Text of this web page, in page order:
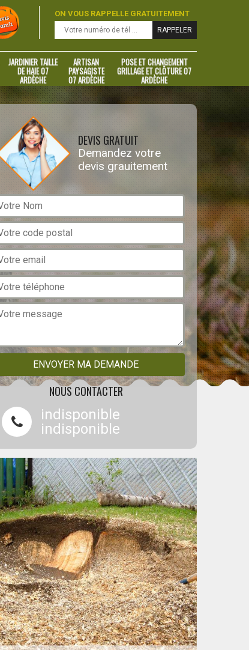
ON VOUS RAPPELLE GRATUITEMENT
JARDINIER TAILLE
DE HAIE 07
ARDÈCHE
ARTISAN
PAYSAGISTE
07 ARDÈCHE
POSE ET CHANGEMENT
GRILLAGE ET CLÔTURE 07
ARDÈCHE
DEVIS GRATUIT
Demandez votre
devis grauitement
NOUS CONTACTER
indisponible
indisponible